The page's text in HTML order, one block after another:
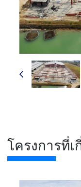
โครงการที่เ